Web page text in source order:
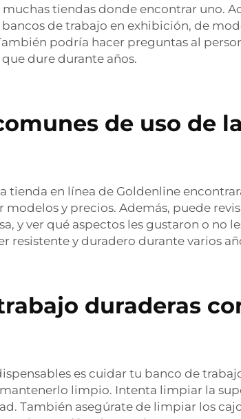
tiendas donde encontrar uno.
de trabajo en exhibición, de
podría hacer preguntas al
dure durante años.
de uso de
en línea de Goldenline
y precios. Además, puede
y ver qué aspectos les gustaron o no
resistente y duradero durante varios
duraderas
es cuidar tu banco de
limpio. Intenta limpiar la
También asegúrate de limpiar los